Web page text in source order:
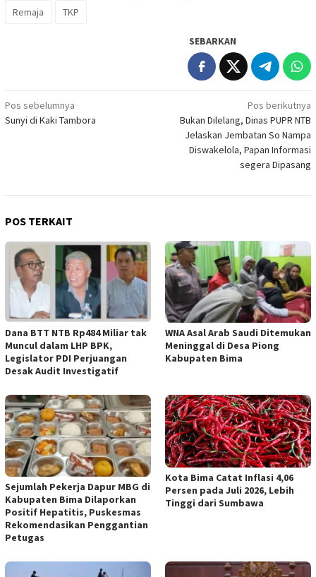
Remaja
TKP
SEBARKAN
Navigasi
pos
Pos sebelumnya
Sunyi di Kaki Tambora
Pos berikutnya
Bukan Dilelang, Dinas PUPR NTB
Jelaskan Jembatan So Nampa
Diswakelola, Papan Informasi
segera Dipasang
POS TERKAIT
Dana BTT NTB Rp484 Miliar tak
Muncul dalam LHP BPK,
Legislator PDI Perjuangan
Desak Audit Investigatif
WNA Asal Arab Saudi Ditemukan
Meninggal di Desa Piong
Kabupaten Bima
Sejumlah Pekerja Dapur MBG di
Kabupaten Bima Dilaporkan
Positif Hepatitis, Puskesmas
Rekomendasikan Penggantian
Petugas
Kota Bima Catat Inflasi 4,06
Persen pada Juli 2026, Lebih
Tinggi dari Sumbawa